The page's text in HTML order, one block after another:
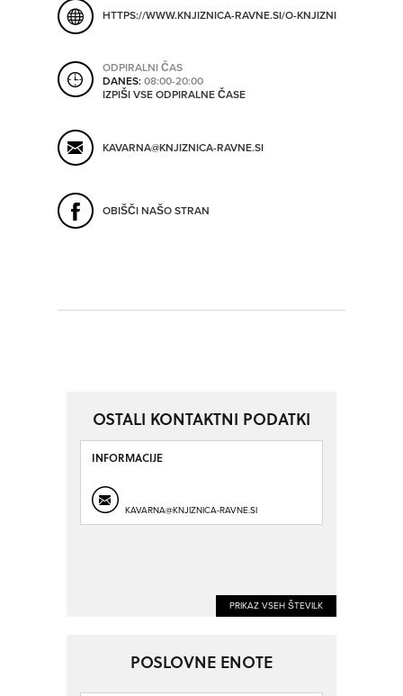
SO NON-STOP ODPRTA
HTTPS://WWW.KNJIZNICA-RAVNE.SI/O-KNJIZNICI/
ODPIRALNI ČAS
DANES:08:00-20:00
IZPIŠI VSE ODPIRALNE ČASE
KAVARNA@KNJIZNICA-RAVNE.SI
OBIŠČI NAŠO STRAN
OSTALI KONTAKTNI PODATKI
INFORMACIJE
KAVARNA@KNJIZNICA-RAVNE.SI
PRIKAZ VSEH ŠTEVILK
POSLOVNE ENOTE